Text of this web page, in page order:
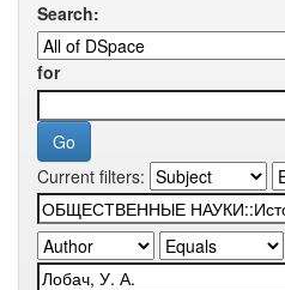
Search:
for
Current filters: